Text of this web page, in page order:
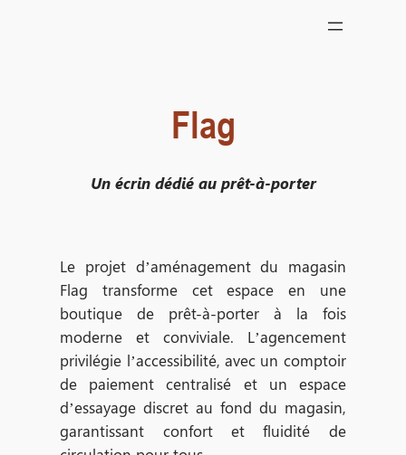
Flag
Un écrin dédié au prêt-à-porter
Le projet d’aménagement du magasin
Flag transforme cet espace en une
boutique de prêt-à-porter à la fois
moderne et conviviale. L’agencement
privilégie l’accessibilité, avec un comptoir
de paiement centralisé et un espace
d’essayage discret au fond du magasin,
garantissant confort et fluidité de